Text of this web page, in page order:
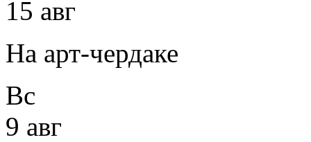
15 авг
На арт-чердаке
Вс
9 авг